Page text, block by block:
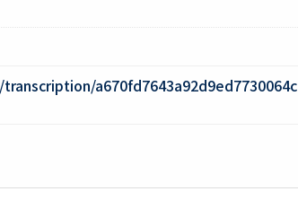
a670fd7643a92d9ed7730064c